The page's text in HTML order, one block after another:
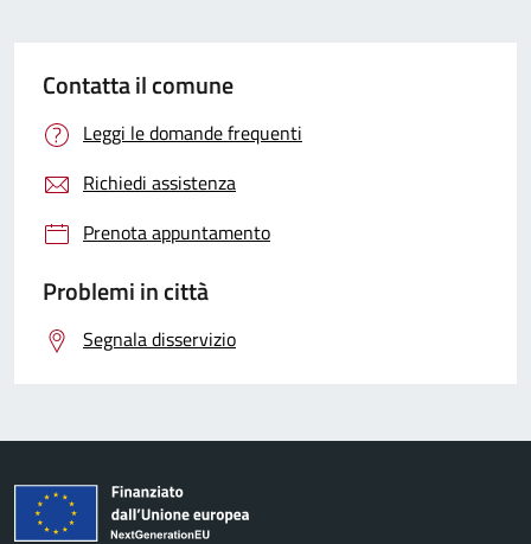
Contatta il comune
Leggi le domande frequenti
Richiedi assistenza
Prenota appuntamento
Problemi in città
Segnala disservizio